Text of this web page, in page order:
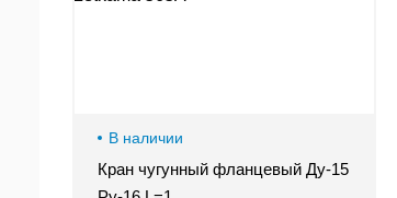
В наличии
Кран чугунный фланцевый Ду-15